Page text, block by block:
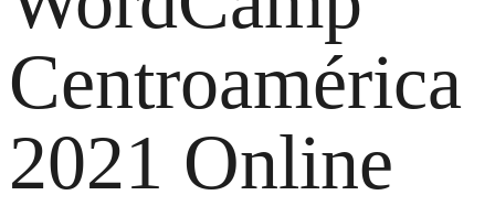
Centroamérica
2021 Online